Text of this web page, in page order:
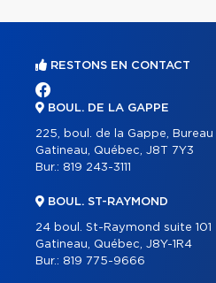
RESTONS EN CONTACT
BOUL. DE LA GAPPE
225, boul. de la Gappe, Bureau
Gatineau, Québec, J8T 7Y3
Bur.: 819 243-3111
BOUL. ST-RAYMOND
24 boul. St-Raymond suite 101
Gatineau, Québec, J8Y-1R4
Bur.: 819 775-9666